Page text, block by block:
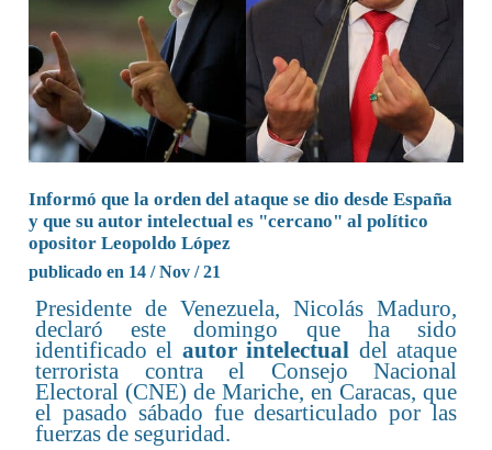
Informó que la orden del ataque se dio desde España
y que su autor intelectual es "cercano" al político
opositor Leopoldo López
publicado en 14 / Nov / 21
Presidente de Venezuela, Nicolás Maduro,
declaró este domingo que ha sido
identificado el autor intelectual del ataque
terrorista contra el Consejo Nacional
Electoral (CNE) de Mariche, en Caracas, que
el pasado sábado fue desarticulado por las
fuerzas de seguridad.